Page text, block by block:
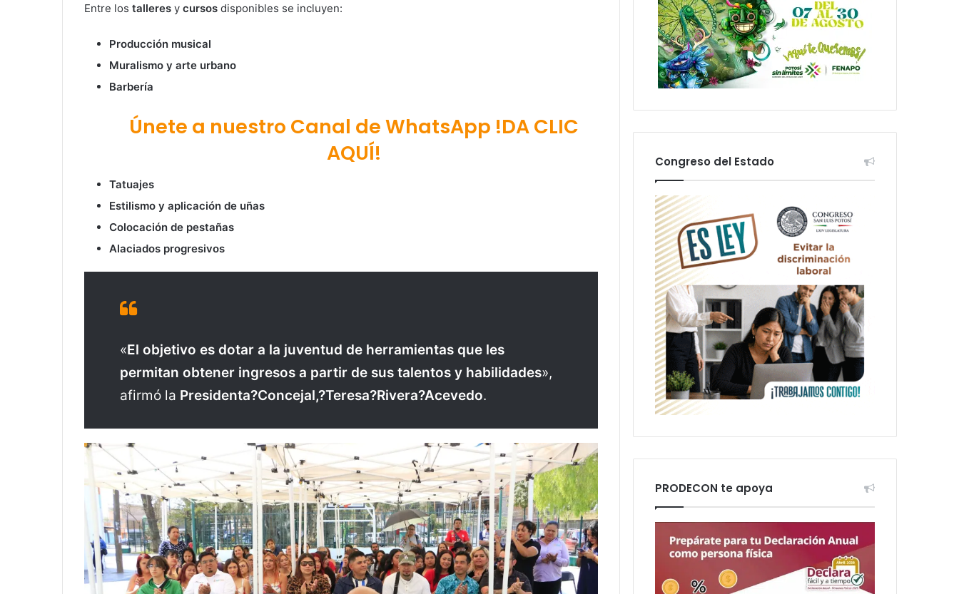
Entre los talleres y cursos disponibles se incluyen:
Producción musical
Muralismo y arte urbano
Barbería
Únete a nuestro Canal de WhatsApp !DA CLIC
AQUÍ!
Tatuajes
Estilismo y aplicación de uñas
Colocación de pestañas
Alaciados progresivos
«El objetivo es dotar a la juventud de herramientas que les
permitan obtener ingresos a partir de sus talentos y habilidades»,
afirmó la Presidenta?Concejal,?Teresa?Rivera?Acevedo.
Congreso del Estado
PRODECON te apoya